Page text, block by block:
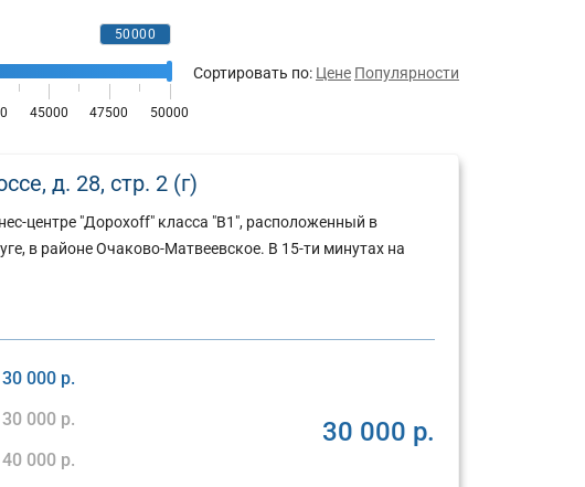
Сортировать по: Цене Популярности
д. 28, стр. 2 (г)
центре "Дорохоff" класса "В1", расположенный в
в районе Очаково-Матвеевское. В 15-ти минутах на
30 000 р.
30 000 р.
40 000 р.
30 000 р.